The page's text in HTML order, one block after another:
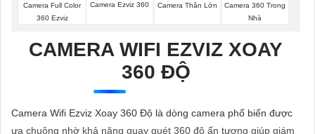
SẢN
LẮP
Camera Full Color
360 Ezviz
Camera Ezviz 360 Camera Thân Lớn
Camera 360 Trong
Nhà
CAMERA WIFI EZVIZ XOAY
360 ĐỘ
Camera Wifi Ezviz Xoay 360 Độ là dòng camera phổ biến được
ưa chuộng nhờ khả năng quay quét 360 độ ấn tượng giúp giám